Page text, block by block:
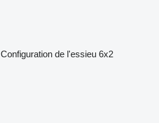
Configuration de l'essieu 6x2